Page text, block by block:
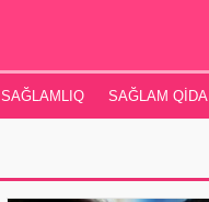
SAĞLAMLIQ SAĞLAM QIDA